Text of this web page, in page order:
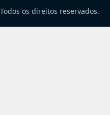
os direitos reservados.